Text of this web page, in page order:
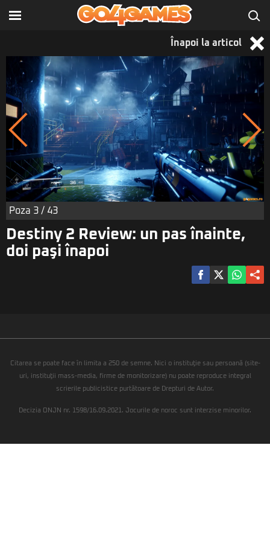
Înapoi la articol
Poza 3 / 43
Destiny 2 Review: un pas înainte,
doi paşi înapoi
Citarea se poate face în limita a 250 de semne. Nici o instituţie sau persoană (site-
uri, instituţii mass-media, firme de monitorizare) nu poate reproduce integral
scrierile publicistice purtătoare de Drepturi de Autor.
Decizia ONJN nr. 1598/16.09.2021. Jocurile de noroc sunt interzise minorilor.